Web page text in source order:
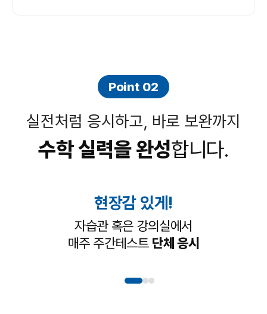
Point 02
실전처럼 응시하고, 바로 보완까지
수학 실력을 완성합니다.
현장감 있게!
자습관 혹은 강의실에서
매주 주간테스트 단체 응시